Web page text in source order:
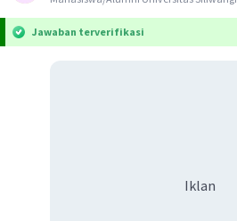
Jawaban terverifikasi
Iklan